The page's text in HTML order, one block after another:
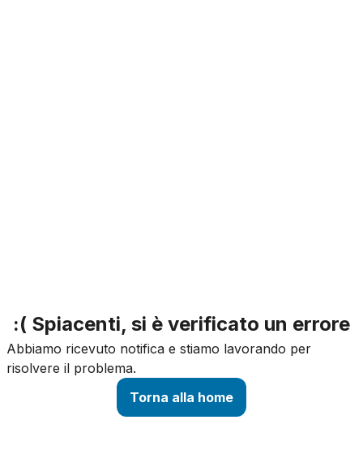
:( Spiacenti, si è verificato un errore
Abbiamo ricevuto notifica e stiamo lavorando per
risolvere il problema.
Torna alla home